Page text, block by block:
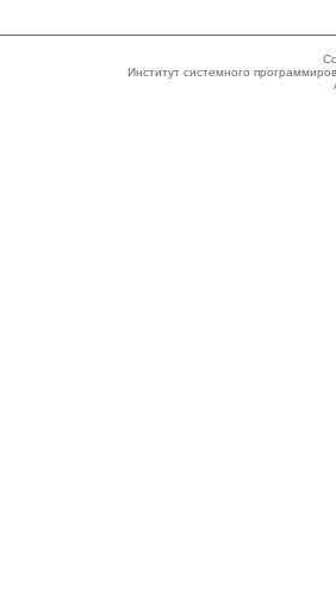
Институт системного